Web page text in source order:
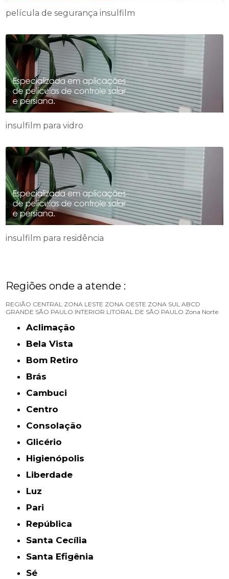
película de segurança insulfilm
insulfilm para vidro
insulfilm para residência
Regiões onde a atende :
REGIÃO CENTRAL ZONA LESTE ZONA OESTE ZONA SUL ABCD
GRANDE SÃO PAULO INTERIOR LITORAL DE SÃO PAULO Zona Norte
Aclimação
Bela Vista
Bom Retiro
Brás
Cambuci
Centro
Consolação
Glicério
Higienópolis
Liberdade
Luz
Pari
República
Santa Cecília
Santa Efigênia
Sé